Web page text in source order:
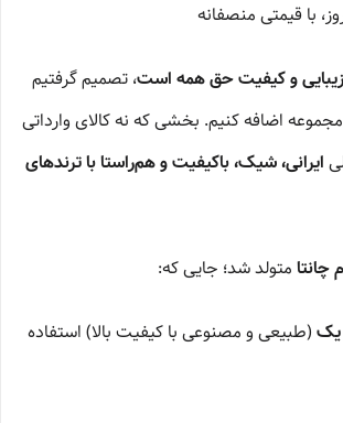
با قیمتی منصفانه
زیبایی و کیفیت حق همه است، تصمیم گرفتیم
اضافه کنیم. بخشی که نه کالای وارداتی
ایرانی، شیک، باکیفیت و هم‌راستا با ترندهای
چانتا متولد شد؛ جایی که:
یک (طبیعی و مصنوعی با کیفیت بالا) استفاده